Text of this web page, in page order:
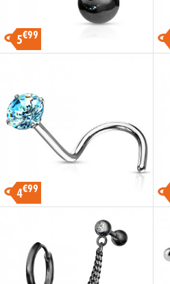
5€99
4€99